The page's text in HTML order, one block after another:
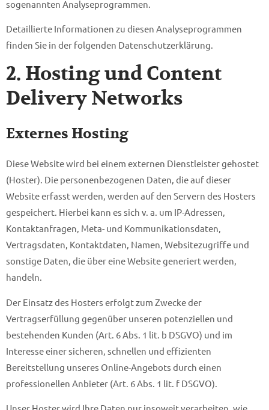
sogenannten Analyseprogrammen.
Detaillierte Informationen zu diesen Analyseprogrammen
finden Sie in der folgenden Datenschutzerklärung.
2. Hosting und Content
Delivery Networks
Externes Hosting
Diese Website wird bei einem externen Dienstleister gehostet
(Hoster). Die personenbezogenen Daten, die auf dieser
Website erfasst werden, werden auf den Servern des Hosters
gespeichert. Hierbei kann es sich v. a. um IP-Adressen,
Kontaktanfragen, Meta- und Kommunikationsdaten,
Vertragsdaten, Kontaktdaten, Namen, Websitezugriffe und
sonstige Daten, die über eine Website generiert werden,
handeln.
Der Einsatz des Hosters erfolgt zum Zwecke der
Vertragserfüllung gegenüber unseren potenziellen und
bestehenden Kunden (Art. 6 Abs. 1 lit. b DSGVO) und im
Interesse einer sicheren, schnellen und effizienten
Bereitstellung unseres Online-Angebots durch einen
professionellen Anbieter (Art. 6 Abs. 1 lit. f DSGVO).